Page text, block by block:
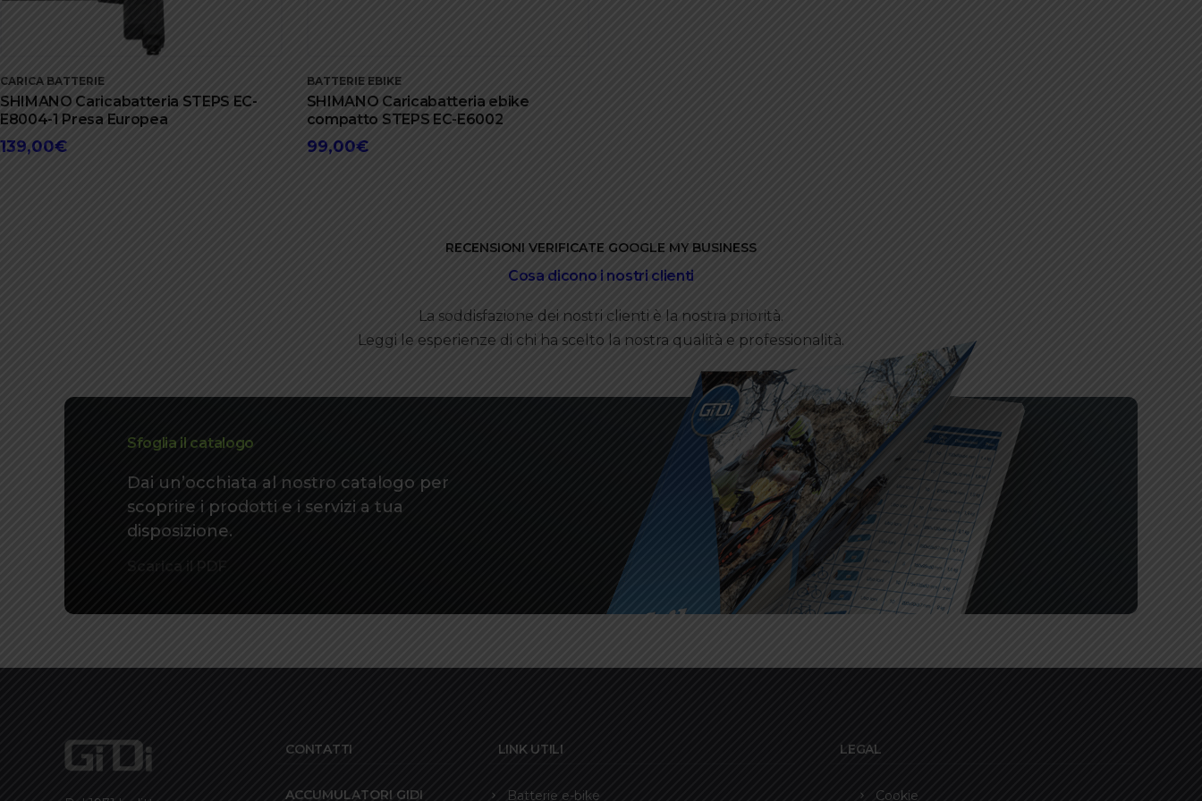
CARICA BATTERIE
SHIMANO Caricabatteria STEPS EC-
E8004-1 Presa Europea
139,00€
BATTERIE EBIKE
SHIMANO Caricabatteria ebike
compatto STEPS EC-E6002
99,00€
RECENSIONI VERIFICATE GOOGLE MY BUSINESS
Cosa dicono i nostri clienti
La soddisfazione dei nostri clienti è la nostra priorità.
Leggi le esperienze di chi ha scelto la nostra qualità e professionalità.
Sfoglia il catalogo
Dai un’occhiata al nostro catalogo per
scoprire i prodotti e i servizi a tua
disposizione.
Scarica il PDF
CONTATTI
ACCUMULATORI GIDI
LINK UTILI
Batterie e-bike
LEGAL
Cookie